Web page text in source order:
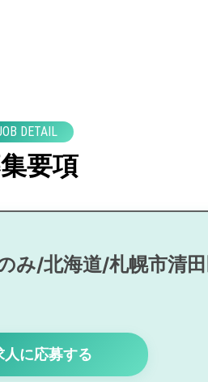
DETAIL
要項
み/北海道/札幌市清
人に応募する